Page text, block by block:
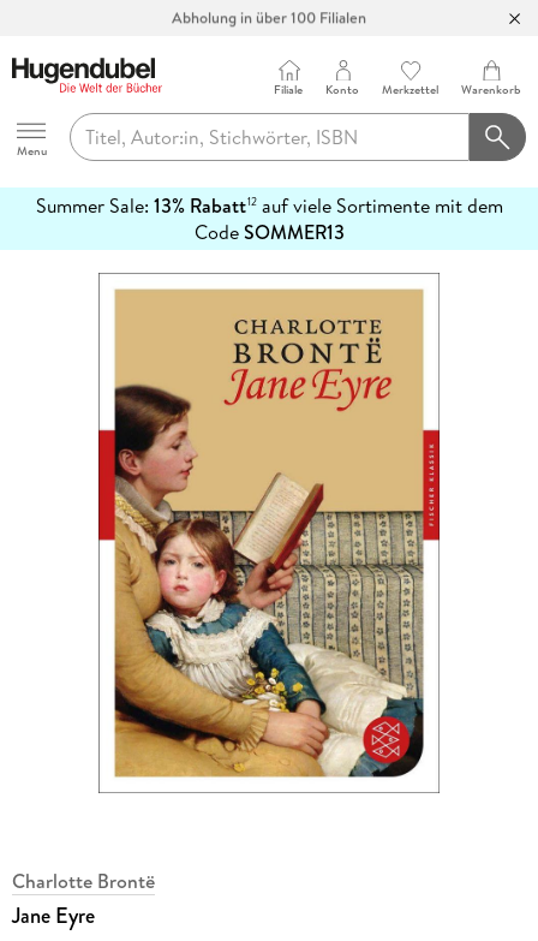
Abholung in über 100 Filialen
Hugendubel
Menu
Filiale Konto Merkzettel Warenkorb
Summer Sale: 13% Rabatt12auf viele Sortimente mit dem
CodeSOMMER13
erfahren
Charlotte Brontë
Jane Eyre